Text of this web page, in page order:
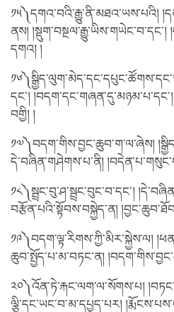
༡༥༽དགའ་བའི་རྒྱུ་ནི་མཐའ་ཡས་པའི།
ནས། །སྡུག་བསྔལ་རྒྱུ་ཡིས་གཡེང་བ་དང་།
དགའ། །
དང་།
བགྱི། །
༡༧༽བདག་གིས་བྱང་ཆུབ་ག་ལ་ཞེས།
དེ་བཞིན་གཤེགས་པ་ནི།
༡༨༽སྦྲང་བུ་ཤ་སྦྲང་བུང་བ་དང་།
བརྩོན་པའི་སྟོབས་བསྐྱེད་ན།
༡༩༽བདག་ལྟ་རིགས་ཀྱི་མིར་སྐྱེས་ལ།
ཆུབ་སྤྱོད་པ་མ་བཏང་ན།
༢༠༽འོན་ཏེ་རྐང་ལག་ལ་སོགས་པ།
ལྕི་དང་ཡང་བ་མ་དཔྱད་པར།